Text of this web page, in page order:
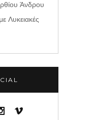
Άνδρου
Λυκειακές